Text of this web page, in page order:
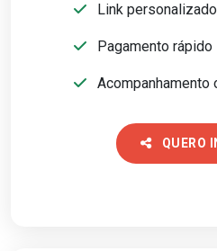
Link personalizado
Pagamento rápido
Acompanhamento
QUERO